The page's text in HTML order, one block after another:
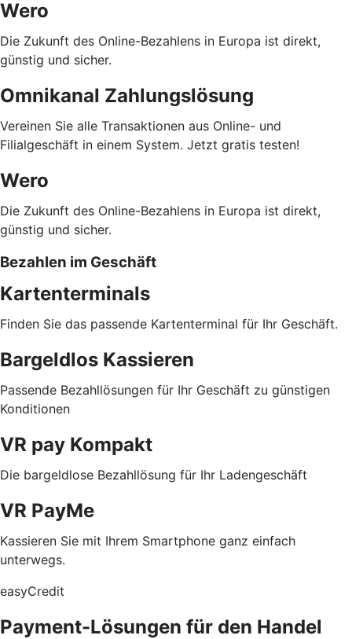
Wero
Die Zukunft des Online-Bezahlens in Europa ist direkt,
günstig und sicher.
Omnikanal Zahlungslösung
Vereinen Sie alle Transaktionen aus Online- und
Filialgeschäft in einem System. Jetzt gratis testen!
Wero
Die Zukunft des Online-Bezahlens in Europa ist direkt,
günstig und sicher.
Bezahlen im Geschäft
Kartenterminals
Finden Sie das passende Kartenterminal für Ihr Geschäft.
Bargeldlos Kassieren
Passende Bezahllösungen für Ihr Geschäft zu günstigen
Konditionen
VR pay Kompakt
Die bargeldlose Bezahllösung für Ihr Ladengeschäft
VR PayMe
Kassieren Sie mit Ihrem Smartphone ganz einfach
unterwegs.
easyCredit
Payment-Lösungen für den Handel